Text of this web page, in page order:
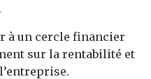
à un cercle financier
sur la rentabilité et